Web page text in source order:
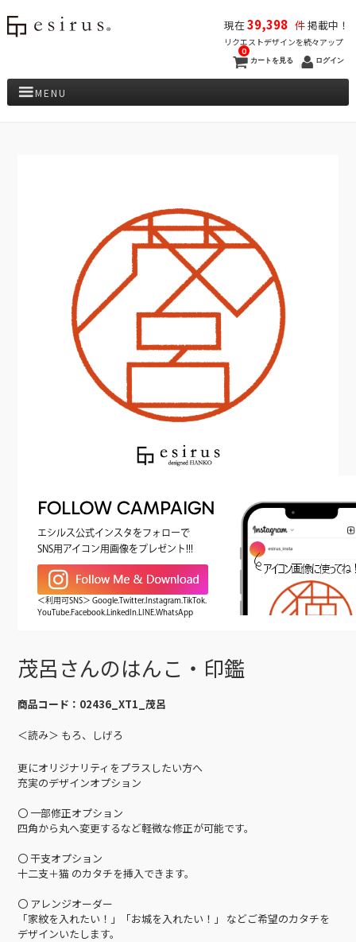
現在39,398 件掲載中！
リクエストデザインを続々アップ
カートを見る
0
ログイン
MENU
FOLLOW CAMPAIGN
エシルス公式インスタをフォローで
SNS用アイコン用画像をプレゼント!!!
＜利用可SNS＞ Google.Twitter.Instagram.TikTok.
YouTube.Facebook.LinkedIn.LINE.WhatsApp
茂呂さんのはんこ・印鑑
商品コード： 02436_XT1_茂呂
＜読み＞ もろ、しげろ
更にオリジナリティをプラスしたい方へ
充実のデザインオプション
〇 一部修正オプション
四角から丸へ変更するなど軽微な修正が可能です。
〇 干支オプション
十二支＋猫 のカタチを挿入できます。
〇 アレンジオーダー
「家紋を入れたい！」「お城を入れたい！」 などご希望のカタチを
デザインいたします。